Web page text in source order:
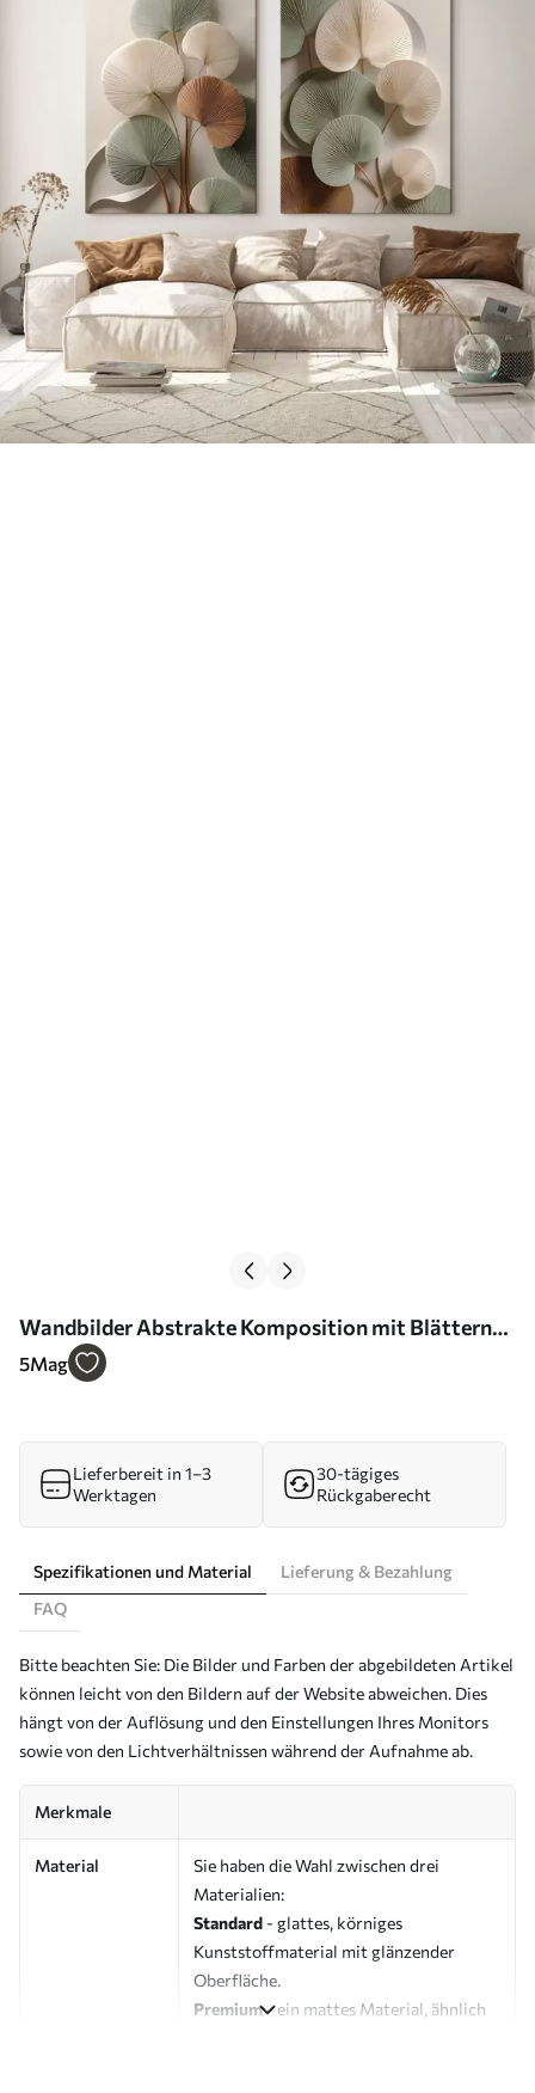
Wandbilder Abstrakte Komposition mit Blättern
Art. m30152
5Mag
Lieferbereit in 1–3
Werktagen
30-tägiges
Rückgaberecht
Spezifikationen und Material
Lieferung & Bezahlung
FAQ
Bitte beachten Sie: Die Bilder und Farben der abgebildeten Artikel
können leicht von den Bildern auf der Website abweichen. Dies
hängt von der Auflösung und den Einstellungen Ihres Monitors
sowie von den Lichtverhältnissen während der Aufnahme ab.
Merkmale
Material
Sie haben die Wahl zwischen drei
Materialien:
Standard - glattes, körniges
Kunststoffmaterial mit glänzender
Oberfläche.
Premium- ein mattes Material, ähnlich